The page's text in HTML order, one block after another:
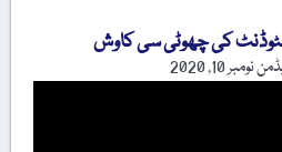
کی چھوٹی سی کاوش
نومبر 10, 2020